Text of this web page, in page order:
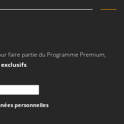
faire partie du Programme Premium,
.
personnelles